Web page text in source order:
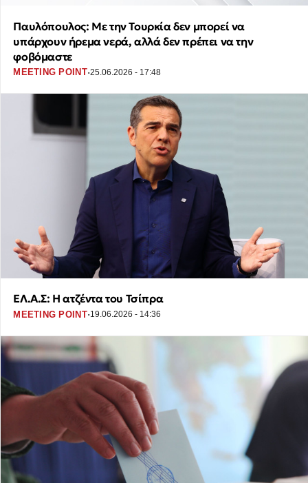
Παυλόπουλος: Με την Τουρκία δεν μπορεί να
υπάρχουν ήρεμα νερά, αλλά δεν πρέπει να την
φοβόμαστε
MEETING POINT·25.06.2026 - 17:48
ΕΛ.Α.Σ: Η ατζέντα του Τσίπρα
MEETING POINT·19.06.2026 - 14:36